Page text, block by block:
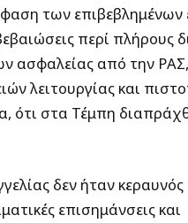
των επιβεβλημένων
περί πλήρους
ασφαλείας από την
λειτουργίας και
ότι στα Τέμπη
δεν ήταν κεραυνός
επισημάνσεις και